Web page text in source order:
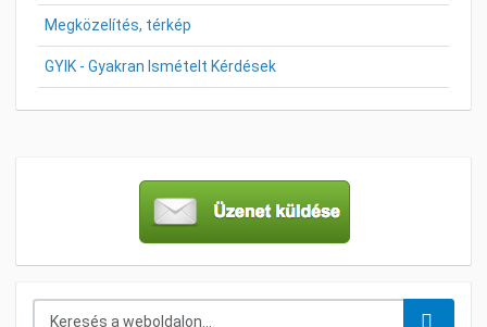
Megközelítés, térkép
GYIK - Gyakran Ismételt Kérdések